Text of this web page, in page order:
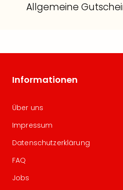
Allgemeine
Informationen
Über uns
Impressum
Datenschutzerklärung
FAQ
Jobs